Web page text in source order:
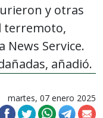
y otras
terremoto,
News Service.
añadió.
martes, 07 enero 2025